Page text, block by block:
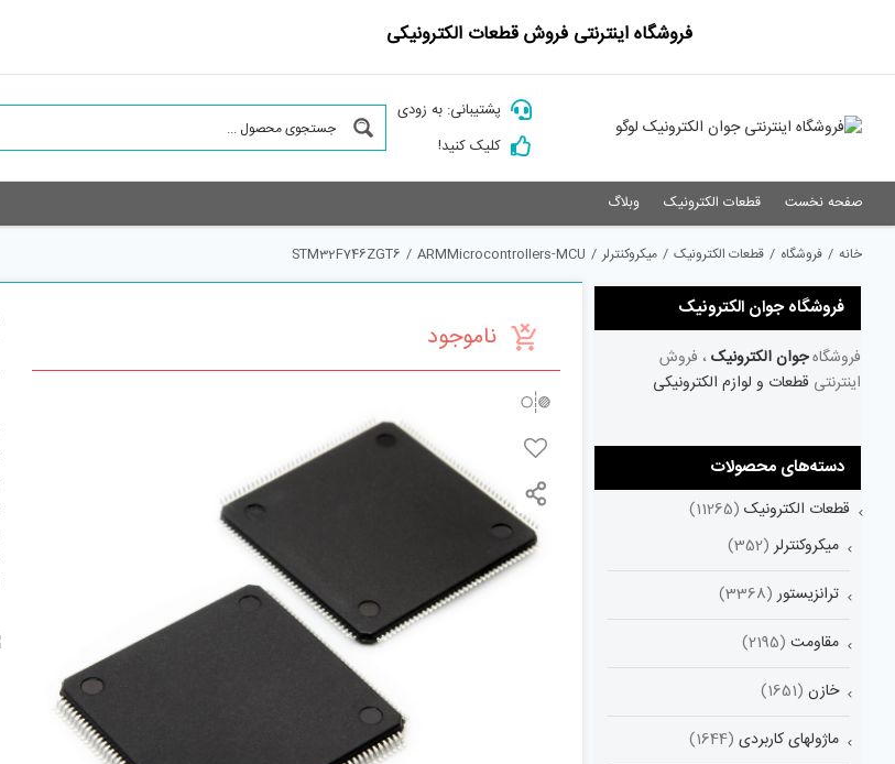
فروشگاه اینترنتی فروش قطعات الکترونیکی
پشتیبانی: به زودی
کلیک کنید!
صفحه نخست قطعات الکترونیک وبلاگ
خانه / فروشگاه / قطعات الکترونیک / میکروکنترلر /
ARMMicrocontrollers-MCU
/
STM32F746ZGT6
ناموجود
فروشگاه جوان الکترونیک
فروشگاهجوان الکترونیک ، فروش
اینترنتی قطعات و لوازم الکترونیکی
دسته‌های محصولات
قطعات الکترونیک (11265)
میکروکنترلر (352)
ترانزیستور (3368)
مقاومت (2195)
خازن (1651)
ماژولهای کاربردی (1644)